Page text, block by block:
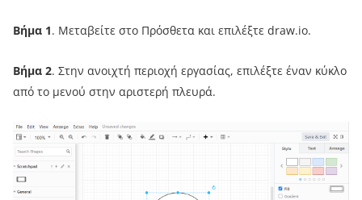
Βήμα 1. Μεταβείτε στο Πρόσθετα και επιλέξτε draw.io.
Βήμα 2. Στην ανοιχτή περιοχή εργασίας, επιλέξτε έναν κύκλο
από το μενού στην αριστερή πλευρά.